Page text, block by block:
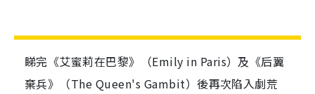
睇完《艾蜜莉在巴黎》（Emily in Paris）及《后翼
棄兵》（The Queen's Gambit）後再次陷入劇荒